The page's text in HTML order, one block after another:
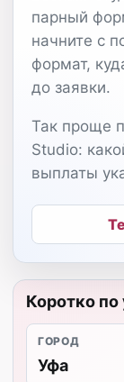
парный
начните с
формат,
до заявки.
Так проще
Studio:
выплаты
Коротко по
ГОРОД
Уфа